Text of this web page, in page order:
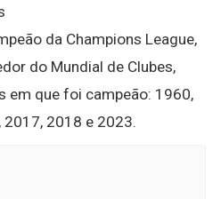
da Champions League,
do Mundial de Clubes,
em que foi campeão: 1960,
2018 e 2023.